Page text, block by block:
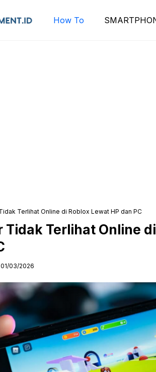
How To
Terlihat Online di Roblox Lewat HP dan PC
Tidak Terlihat Online
01/03/2026